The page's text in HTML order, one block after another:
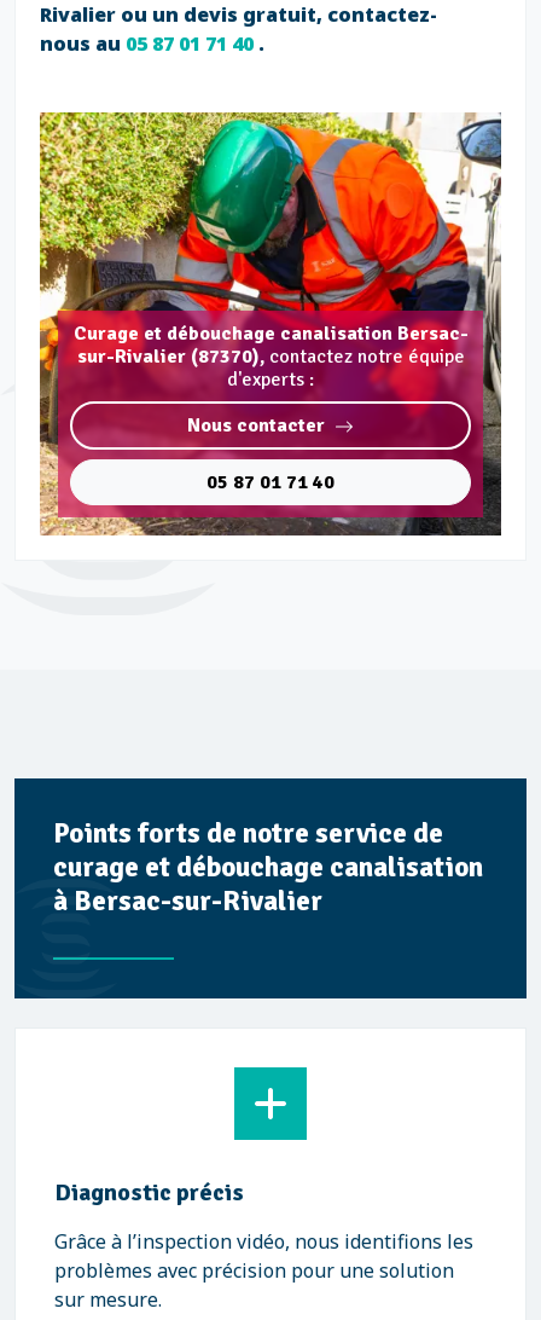
Rivalier ou un devis gratuit, contactez-
nous au 05 87 01 71 40.
Curage et débouchage canalisation Bersac-
sur-Rivalier (87370), contactez notre équipe
d'experts :
Nous contacter
05 87 01 71 40
Points forts de notre service de
curage et débouchage canalisation
à Bersac-sur-Rivalier
Diagnostic précis
Grâce à l’inspection vidéo, nous identifions les
problèmes avec précision pour une solution
sur mesure.